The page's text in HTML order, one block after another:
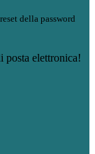
della password
posta elettronica!